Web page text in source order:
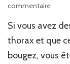
commentairesur
pour
réduire
Si vous avez
thorax et que
bougez, vous